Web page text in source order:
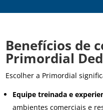
Benefícios de
Primordial
Escolher a Primordial
Equipe treinada e
ambientes comerciais e